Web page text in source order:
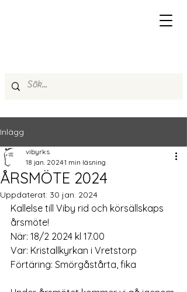
Inlägg
ÅRSMÖTE 2024
vibyrks
18 jan. 20241 min läsning
Uppdaterat: 30 jan. 2024
Kallelse till Viby rid och körsällskaps
årsmöte!
När: 18/2 2024 kl 17.00
Var: Kristallkyrkan i Vretstorp
Förtäring: Smörgåstårta, fika